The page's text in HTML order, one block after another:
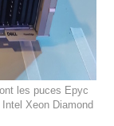
les puces Epyc
Xeon Diamond